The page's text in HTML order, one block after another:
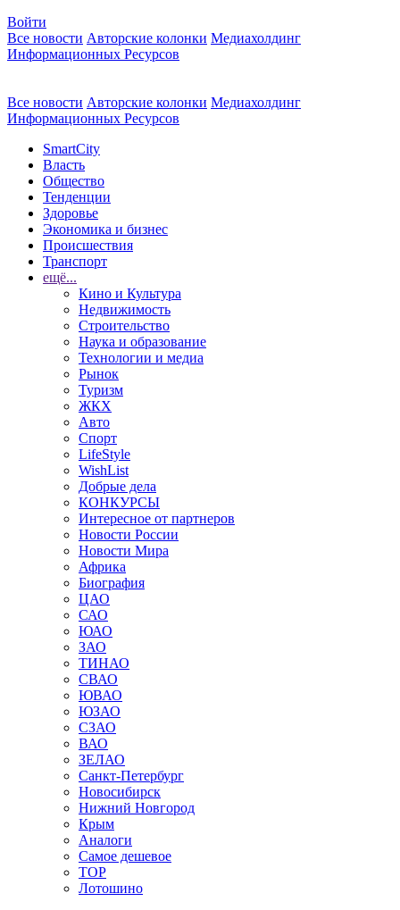
Войти
Все новости Авторские колонки Медиахолдинг
Информационных Ресурсов
Все новости Авторские колонки Медиахолдинг
Информационных Ресурсов
SmartCity
Власть
Общество
Тенденции
Здоровье
Экономика и бизнес
Происшествия
Транспорт
ещё...
Кино и Культура
Недвижимость
Строительство
Наука и образование
Технологии и медиа
Рынок
Туризм
ЖКХ
Авто
Спорт
LifeStyle
WishList
Добрые дела
КОНКУРСЫ
Интересное от партнеров
Новости России
Новости Мира
Африка
Биография
ЦАО
САО
ЮАО
ЗАО
ТИНАО
СВАО
ЮВАО
ЮЗАО
СЗАО
ВАО
ЗЕЛАО
Санкт-Петербург
Новосибирск
Нижний Новгород
Крым
Аналоги
Самое дешевое
TOP
Лотошино